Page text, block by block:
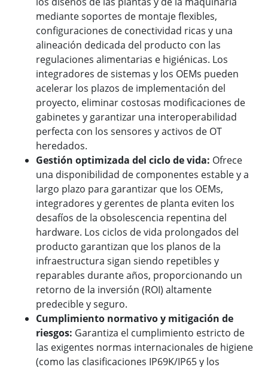
mediante soportes de montaje flexibles,
configuraciones de conectividad ricas y una
alineación dedicada del producto con las
regulaciones alimentarias e higiénicas. Los
integradores de sistemas y los OEMs pueden
acelerar los plazos de implementación del
proyecto, eliminar costosas modificaciones de
gabinetes y garantizar una interoperabilidad
perfecta con los sensores y activos de OT
heredados.
Gestión optimizada del ciclo de vida: Ofrece
una disponibilidad de componentes estable y a
largo plazo para garantizar que los OEMs,
integradores y gerentes de planta eviten los
desafíos de la obsolescencia repentina del
hardware. Los ciclos de vida prolongados del
producto garantizan que los planos de la
infraestructura sigan siendo repetibles y
reparables durante años, proporcionando un
retorno de la inversión (ROI) altamente
predecible y seguro.
Cumplimiento normativo y mitigación de
riesgos: Garantiza el cumplimiento estricto de
las exigentes normas internacionales de higiene
(como las clasificaciones IP69K/IP65 y los